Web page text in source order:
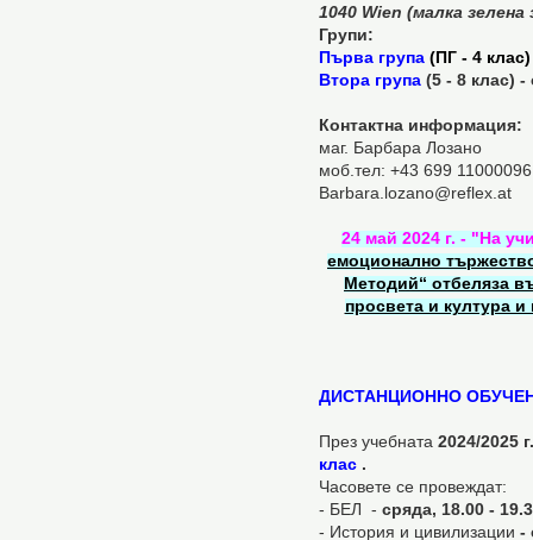
1040 Wien (малка зелена
Групи:
Първа група (ПГ - 4 клас)
Втора група (5 - 8 клас) -
Контактна информация:
маг. Барбара Лозано
моб.тел: +43 699 11000096
Barbara.lozano@reflex.at
24 май 2024 г. - "На
емоционално
Методий“ отбеляза
просвета и култура
ДИСТАНЦИОННО
През учебната 2024/2025 г.
клас .
Часовете се провеждат:
- БЕЛ - сряда, 18.00 -
- История и цивилизации -